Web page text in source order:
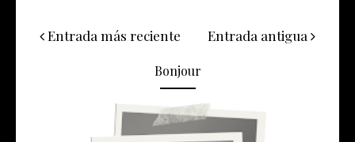
Entrada más reciente Entrada antigua
Bonjour